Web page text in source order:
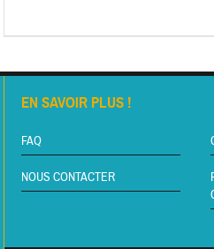
EN SAVOIR PLUS !
FAQ
NOUS CONTACTER